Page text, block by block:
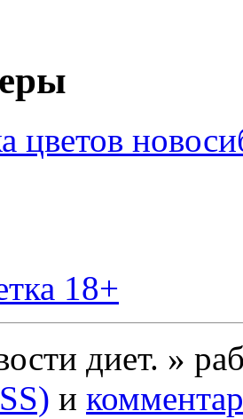
цветов
18+
диет. »
и